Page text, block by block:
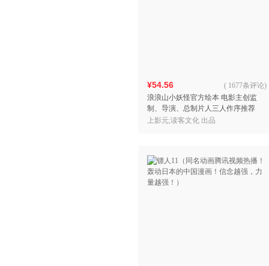
¥54.56
浪浪山小妖怪官方绘本 电影主创监
制、导演、总制片人三人作序推荐
( 1677条评论)
上影元;读客文化 出品